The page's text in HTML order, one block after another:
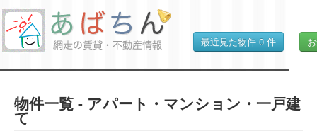
最近見た物件 0 件
物件一覧 - アパート・マンション・一戸建
て